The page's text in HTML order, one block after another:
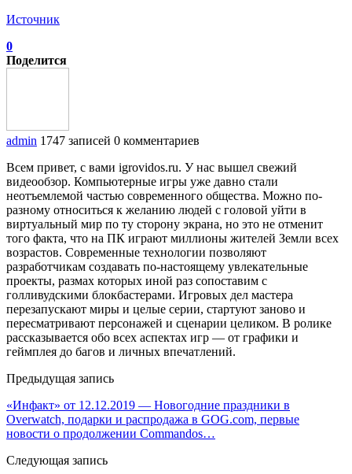
Источник
0
Поделится
admin 1747 записей 0 комментариев
Всем привет, с вами igrovidos.ru. У нас вышел свежий
видеообзор. Компьютерные игры уже давно стали
неотъемлемой частью современного общества. Можно по-
разному относиться к желанию людей с головой уйти в
виртуальный мир по ту сторону экрана, но это не отменит
того факта, что на ПК играют миллионы жителей Земли всех
возрастов. Современные технологии позволяют
разработчикам создавать по-настоящему увлекательные
проекты, размах которых иной раз сопоставим с
голливудскими блокбастерами. Игровых дел мастера
перезапускают миры и целые серии, стартуют заново и
пересматривают персонажей и сценарии целиком. В ролике
рассказывается обо всех аспектах игр — от графики и
геймплея до багов и личных впечатлений.
Предыдущая запись
«Инфакт» от 12.12.2019 — Новогодние праздники в
Overwatch, подарки и распродажа в GOG.com, первые
новости о продолжении Commandos…
Следующая запись